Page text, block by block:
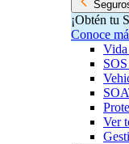
¡Obtén tu
Conoce
Ver